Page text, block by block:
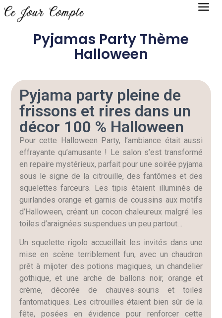
Pyjamas Party Thème
Halloween
Pyjama party pleine de
frissons et rires dans un
décor 100 % Halloween
Pour cette Halloween Party, l’ambiance était aussi
effrayante qu’amusante ! Le salon s’est transformé
en repaire mystérieux, parfait pour une soirée pyjama
sous le signe de la citrouille, des fantômes et des
squelettes farceurs. Les tipis étaient illuminés de
guirlandes orange et garnis de coussins aux motifs
d’Halloween, créant un cocon chaleureux malgré les
toiles d’araignées suspendues un peu partout…
Un squelette rigolo accueillait les invités dans une
mise en scène terriblement fun, avec un chaudron
prêt à mijoter des potions magiques, un chandelier
gothique, et une arche de ballons noir, orange et
crème, décorée de chauves-souris et toiles
fantomatiques. Les citrouilles étaient bien sûr de la
fête, posées en évidence pour renforcer cette